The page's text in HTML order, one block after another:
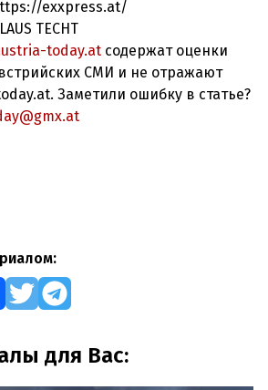
exxpress.at/
TECHT
today.at содержат оценки
СМИ и не отражают
Заметили ошибку в статье?
для Вас: